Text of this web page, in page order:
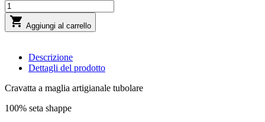
 Aggiungi al carrello
Descrizione
Dettagli del prodotto
Cravatta a maglia artigianale tubolare
100% seta shappe